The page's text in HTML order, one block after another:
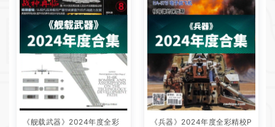
《舰载武器》2024年度全彩
《兵器》2024年度全彩精校P